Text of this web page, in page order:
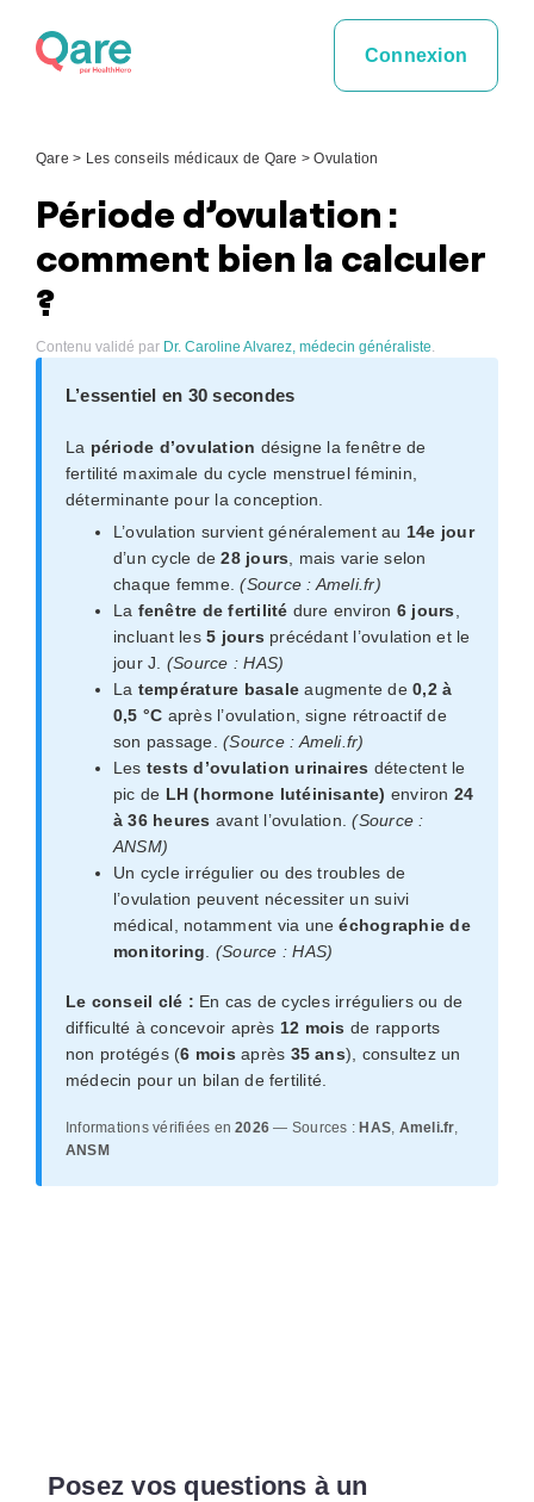
Connexion
Qare > Les conseils médicaux de Qare >Ovulation
Période d’ovulation :
comment bien la calculer
?
Contenu validé par Dr. Caroline Alvarez, médecin généraliste.
L’essentiel en 30 secondes
La période d’ovulation désigne la fenêtre de
fertilité maximale du cycle menstruel féminin,
déterminante pour la conception.
L’ovulation survient généralement au 14e jour
d’un cycle de28 jours , mais varie selon
chaque femme.(Source : Ameli.fr)
La fenêtre de fertilité dure environ 6 jours
incluant les5 jours précédant l’ovulation et le
jour J. (Source : HAS)
La température basale augmente de0,2 à
0,5 °C après l’ovulation, signe rétroactif de
son passage.(Source : Ameli.fr)
Les tests d’ovulation urinaires détectent le
pic de LH (hormone lutéinisante) environ 24
à 36 heures avant l’ovulation.(Source :
ANSM)
Un cycle irrégulier ou des troubles de
l’ovulation peuvent nécessiter un suivi
médical, notamment via uneéchographie de
monitoring
(Source : HAS)
Le conseil clé : En cas de cycles irréguliers ou de
difficulté à concevoir après 12 mois de rapports
non protégés (6 mois après 35 ans), consultez un
médecin pour un bilan de fertilité.
Informations vérifiées en2026 — Sources : HAS, Ameli.fr,
ANSM
Posez vos questions à un